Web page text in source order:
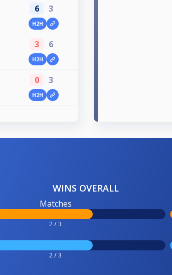
6 3
H2H
3 6
H2H
0 3
H2H
WINS OVERALL
Matches
2 / 3
2 / 3